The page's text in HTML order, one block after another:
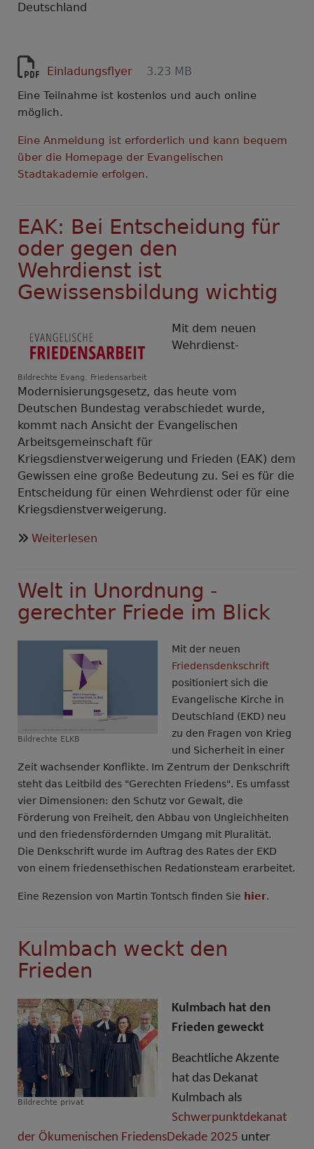
Deutschland
Einladungsflyer 3.23 MB
Eine Teilnahme ist kostenlos und auch online
möglich.
Eine Anmeldung ist erforderlich und kann bequem
über die Homepage der Evangelischen
Stadtakademie erfolgen.
EAK: Bei Entscheidung für
oder gegen den
Wehrdienst ist
Gewissensbildung wichtig
Bildrechte Evang. Friedensarbeit
Mit dem neuen
Wehrdienst-
Modernisierungsgesetz, das heute vom
Deutschen Bundestag verabschiedet wurde,
kommt nach Ansicht der Evangelischen
Arbeitsgemeinschaft für
Kriegsdienstverweigerung und Frieden (EAK) dem
Gewissen eine große Bedeutung zu. Sei es für die
Entscheidung für einen Wehrdienst oder für eine
Kriegsdienstverweigerung.
Weiterlesen
Entscheidung
oder
gegen
Wehrdienst
ist
Gewissensbildung
wichtig
Welt in Unordnung -
gerechter Friede im Blick
Bildrechte ELKB
Mit der neuen
Friedensdenkschrift
positioniert sich die
Evangelische Kirche in
Deutschland (EKD) neu
zu den Fragen von Krieg
und Sicherheit in einer
Zeit wachsender Konflikte. Im Zentrum der Denkschrift
steht das Leitbild des "Gerechten Friedens". Es umfasst
vier Dimensionen: den Schutz vor Gewalt, die
Förderung von Freiheit, den Abbau von Ungleichheiten
und den friedensfördernden Umgang mit Pluralität.
Die Denkschrift wurde im Auftrag des Rates der EKD
von einem friedensethischen Redationsteam erarbeitet.
Eine Rezension von Martin Tontsch finden Sie hier.
Kulmbach weckt den
Frieden
Bildrechte privat
Kulmbach hat den
Frieden geweckt
Beachtliche Akzente
hat das Dekanat
Kulmbach als
Schwerpunktdekanat
der Ökumenischen FriedensDekade 2025 unter